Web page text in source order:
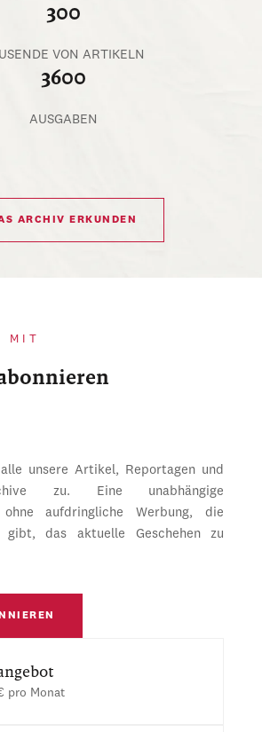
300
VON ARTIKELN
3600
AUSGABEN
ARCHIV ERKUNDEN
MIT
unsere Artikel, Reportagen und
zu. Eine unabhängige
ohne aufdringliche Werbung, die
das aktuelle Geschehen zu
pro Monat